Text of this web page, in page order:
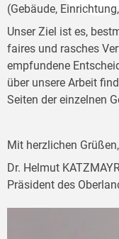
(Gebäude,
Unser Ziel ist es,
faires und rasches
empfundene
über unsere Arbeit
Seiten der einzelnen
Mit herzlichen
Dr. Helmut
Präsident des